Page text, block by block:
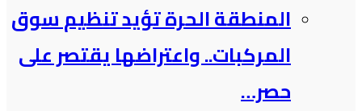
المنطقة الحرة تؤيد تنظيم سوق
المركبات.. واعتراضها يقتصر على
حصر…